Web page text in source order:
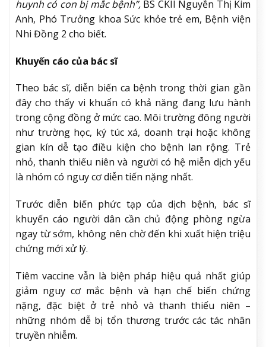
huynh có con bị mắc bệnh”, BS CKII Nguyễn Thị Kim
Anh, Phó Trưởng khoa Sức khỏe trẻ em, Bệnh viện
Nhi Đồng 2 cho biết.
Khuyến cáo của bác sĩ
Theo bác sĩ, diễn biến ca bệnh trong thời gian gần
đây cho thấy vi khuẩn có khả năng đang lưu hành
trong cộng đồng ở mức cao. Môi trường đông người
như trường học, ký túc xá, doanh trại hoặc không
gian kín dễ tạo điều kiện cho bệnh lan rộng. Trẻ
nhỏ, thanh thiếu niên và người có hệ miễn dịch yếu
là nhóm có nguy cơ diễn tiến nặng nhất.
Trước diễn biến phức tạp của dịch bệnh, bác sĩ
khuyến cáo người dân cần chủ động phòng ngừa
ngay từ sớm, không nên chờ đến khi xuất hiện triệu
chứng mới xử lý.
Tiêm vaccine vẫn là biện pháp hiệu quả nhất giúp
giảm nguy cơ mắc bệnh và hạn chế biến chứng
nặng, đặc biệt ở trẻ nhỏ và thanh thiếu niên –
những nhóm dễ bị tổn thương trước các tác nhân
truyền nhiễm.